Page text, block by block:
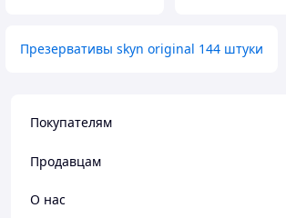
Презервативы skyn original 144 штуки
Покупателям
Продавцам
О нас